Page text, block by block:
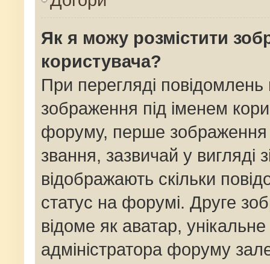
Як я можу розмістити
користувача?
При перегляді
зображення під іменем
форуму, перше зображення
звання, зазвичай у вигляді
відображають скільки
статус на форумі. Друге
відоме як аватар,
адміністратора форуму